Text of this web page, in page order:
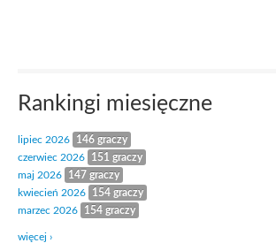
Rankingi miesięczne
lipiec 2026
146 graczy
czerwiec 2026
151 graczy
maj 2026
147 graczy
kwiecień 2026
154 graczy
marzec 2026
154 graczy
więcej ›